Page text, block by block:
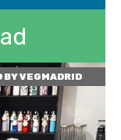
BYVEGMADRID